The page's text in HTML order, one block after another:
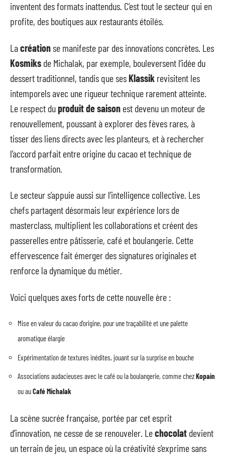
inventent des formats inattendus. C’est tout le secteur qui en
profite, des boutiques aux restaurants étoilés.
Lacréationse manifeste par des innovations concrètes. Les
Kosmiks de Michalak, par exemple, bouleversent l’idée du
dessert traditionnel, tandis que sesKlassik revisitent les
intemporels avec une rigueur technique rarement atteinte.
Le respect duproduit de saison est devenu un moteur de
renouvellement, poussant à explorer des fèves rares, à
tisser des liens directs avec les planteurs, et à rechercher
l’accord parfait entre origine du cacao et technique de
transformation.
Le secteur s’appuie aussi sur l’intelligence collective. Les
chefs partagent désormais leur expérience lors de
masterclass, multiplient les collaborations et créent des
passerelles entre pâtisserie, café et boulangerie. Cette
effervescence fait émerger des signatures originales et
renforce la dynamique du métier.
Voici quelques axes forts de cette nouvelle ère :
Mise en valeur du cacao d’origine, pour une traçabilité et une palette
aromatique élargie
Expérimentation de textures inédites, jouant sur la surprise en bouche
Associations audacieuses avec le café ou la boulangerie, comme chezKopain
ou auCafé Michalak
La scène sucrée française, portée par cet esprit
d’innovation, ne cesse de se renouveler. Lechocolat devient
un terrain de jeu, un espace où la créativité s’exprime sans